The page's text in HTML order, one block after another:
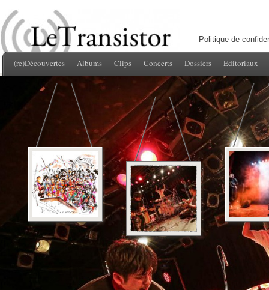
Politique de
(re)Découvertes Albums Clips Concerts Dossiers Editoriaux